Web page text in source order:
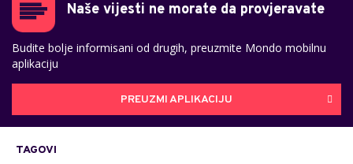
Naše vijesti ne morate da provjeravate
Budite bolje informisani od drugih, preuzmite Mondo mobilnu
aplikaciju
PREUZMI APLIKACIJU
TAGOVI